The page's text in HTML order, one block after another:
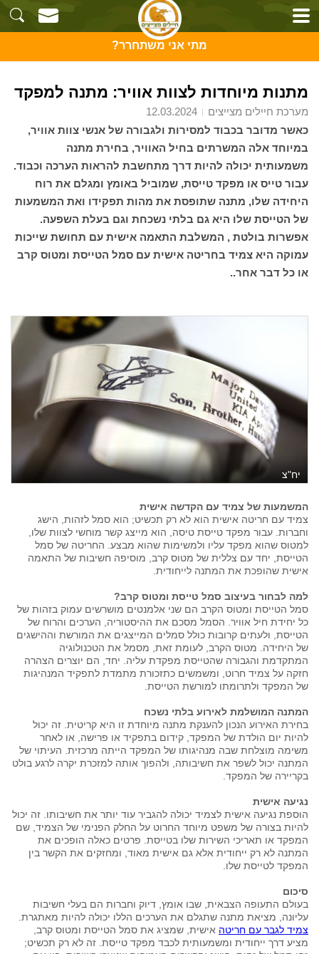
מתי אני משתחרר?
מתנות מיוחדות לצוות אוויר: מתנה למפקד
מערכת חיילים מצייצים
כאשר מדובר בכבוד למסירות ולגבורה של אנשי צוות אוויר,
במיוחד אלה המשרתים בחיל האוויר, בחירת מתנה
משמעותית יכולה להיות דרך מתחשבת להראות הערכה וכבוד.
עבור טייס או מפקד טייסת, שמוביל באומץ ומגלם את רוח
היחידה שלו, מתנה שתופסת את מהות תפקידו ואת המשמעות
של הטייסת שלו היא גם בלתי נשכחת וגם בעלת השפעה.
אפשרות בולטת , המשלבת התאמה אישית עם תחושת שייכות
עמוקה היא צמיד בחריטה אישית עם סמל הטייסת ומטוס קרב
או כל דבר אחר..
יח"צ
המשמעות של צמיד עם הקדשה אישית
צמיד עם חריטה אישית הוא לא רק תכשיט; הוא סמל לזהות, הישג
וחברות. עבור מפקד טייסת טיסה, הוא מייצג קשר מוחשי לצוות שלו,
למטוס שהוא מפקד עליו ולמשימות שהוא מבצע. החריטה של סמל
הטייסת, יחד עם צללית של מטוס קרב, מוסיפה חשיבות של התאמה
אישית שהופכת את המתנה לייחודית.
למה לבחור בעיצוב סמל טייסת ומטוס קרב?
סמל הטייסת ומטוס הקרב הם שני אלמנטים מושרשים עמוק בזהות של
כל יחידת חיל אוויר. הסמל מסכם את ההיסטוריה, הערכים והרוח של
הטייסת, ולעתים קרובות כולל סמלים המייצגים את המורשת וההישגים
של היחידה. מטוס הקרב, לעומת זאת, מסמל את הטכנולוגיה
המתקדמת והגבורה שהטייסת מפקדת עליה. יחד, הם יוצרים הצהרה
חזקה על צמיד חרוט, ומשמשים כתזכורת מתמדת לתפקיד המנהיגות
של המפקד ולתרומתו למורשת הטייסת.
המתנה המושלמת לאירוע בלתי נשכח
בחירת האירוע הנכון להענקת מתנה מיוחדת זו היא קריטית. זה יכול
להיות יום הולדת של המפקד, קידום בתפקיד או פרישה, או לאחר
משימה מוצלחת שבה מנהיגותו של המפקד הייתה מרכזית. העיתוי של
המתנה יכול לשפר את חשיבותה, ולהפוך אותה למזכרת יקרה לרגע בולט
בקריירה של המפקד.
נגיעה אישית
הוספת נגיעה אישית לצמיד יכולה להגביר עוד יותר את חשיבותו. זה יכול
להיות בצורה של משפט מיוחד החרוט על החלק הפנימי של הצמיד, שם
המפקד או תאריכי השירות שלו בטייסת. פרטים כאלה הופכים את
המתנה לא רק ייחודית אלא גם אישית מאוד, ומחזקים את הקשר בין
המפקד לטייסת שלו.
סיכום
בעולם התעופה הצבאית, שבו אומץ, דיוק וחברות הם בעלי חשיבות
עליונה, מציאת מתנה שתגלם את הערכים הללו יכולה להיות מאתגרת.
צמיד לגבר עם חריטה אישית, שמציג את סמל הטייסת ומטוס קרב,
מציע דרך ייחודית ומשמעותית לכבד מפקד טייסת. זה לא רק תכשיט;